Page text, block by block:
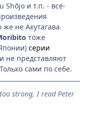
Shōjo и т.п. - все-
не Акутагава
тоже
серии
не представляют
сами по себе.
strong, I read Peter